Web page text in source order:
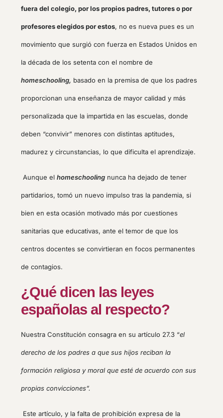
fuera del colegio, por los propios padres, tutores o por
profesores elegidos por estos, no es nueva pues es un
movimiento que surgió con fuerza en Estados Unidos en
la década de los setenta con el nombre de
homeschooling, basado en la premisa de que los padres
proporcionan una enseñanza de mayor calidad y más
personalizada que la impartida en las escuelas, donde
deben “convivir” menores con distintas aptitudes,
madurez y circunstancias, lo que dificulta el aprendizaje.
Aunque el homeschoolingnunca ha dejado de tener
partidarios, tomó un nuevo impulso tras la pandemia, si
bien en esta ocasión motivado más por cuestiones
sanitarias que educativas, ante el temor de que los
centros docentes se convirtieran en focos permanentes
de contagios.
¿Qué dicen las leyes
españolas al respecto?
Nuestra Constitución consagra en su artículo 27.3 “el
derecho de los padres a que sus hijos reciban la
formación religiosa y moral que esté de acuerdo con sus
propias convicciones”.
Este artículo, y la falta de prohibición expresa de la